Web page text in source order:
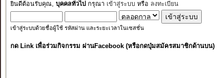
ยินดีต้อนรับคุณ, บุคคลทั่วไป กรุณา เข้าสู่ระบบ หรือ ลงทะเบียน
เข้าสู่ระบบด้วยชื่อผู้ใช้ รหัสผ่าน และระยะเวลาในเซสชั่น
กด Link เพื่อร่วมกิจกรรม ผ่านFacebook (หรือกดปุ่มสมัครสมาชิกด้านบน)